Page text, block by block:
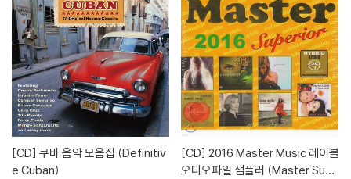
[CD]
e Cuban)
[CD]
오디오파일 샘플러 (Master Supe